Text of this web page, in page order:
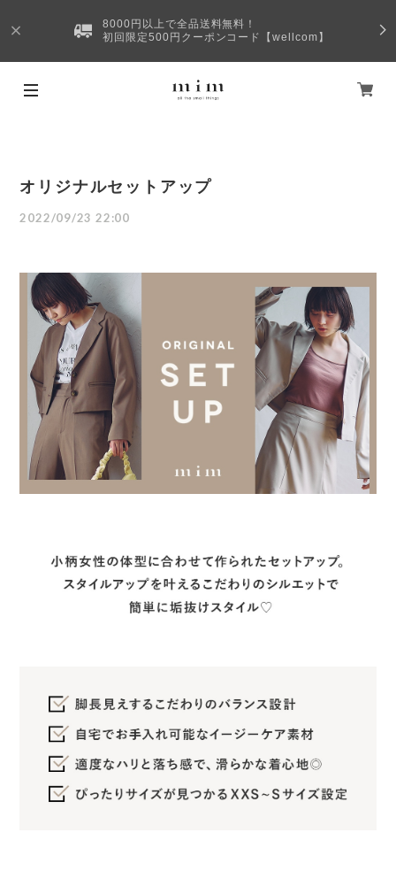
8000円以上で全品送料無料！
初回限定500円クーポンコード【wellcom】
オリジナルセットアップ
2022/09/23 22:00